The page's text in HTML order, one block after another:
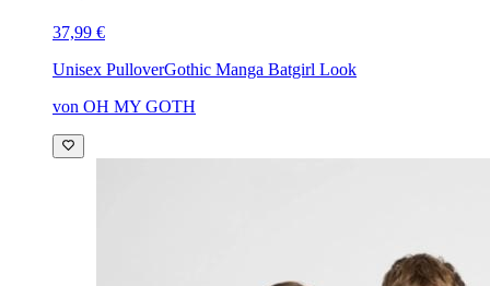
37,99 €
Unisex PulloverGothic Manga Batgirl Look
von OH MY GOTH